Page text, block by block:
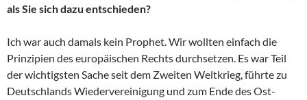
als Sie sich dazu entschieden?
Ich war auch damals kein Prophet. Wir wollten einfach die
Prinzipien des europäischen Rechts durchsetzen. Es war Teil
der wichtigsten Sache seit dem Zweiten Weltkrieg, führte zu
Deutschlands Wiedervereinigung und zum Ende des Ost-